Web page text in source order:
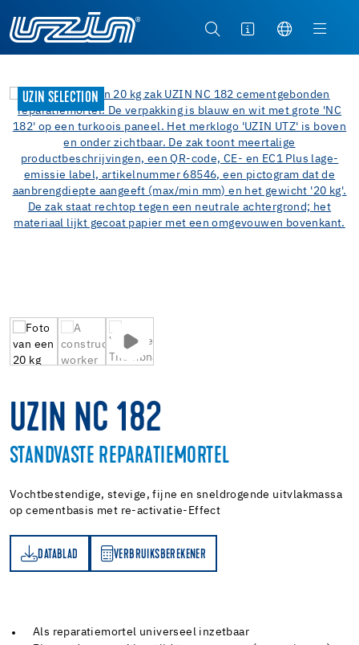
UZIN SELECTION
UZIN NC 182
STANDVASTE REPARATIEMORTEL
Vochtbestendige, stevige, fijne en sneldrogende uitvlakmassa
op cementbasis met re-activatie-Effect
DATABLAD VERBRUIKSBEREKENER
Als reparatiemortel universeel inzetbaar